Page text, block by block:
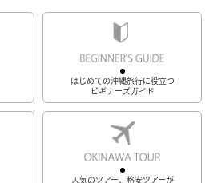
はじめての沖縄旅行に役立つ
ビギナーズガイド
人気のツアー、格安ツアーが